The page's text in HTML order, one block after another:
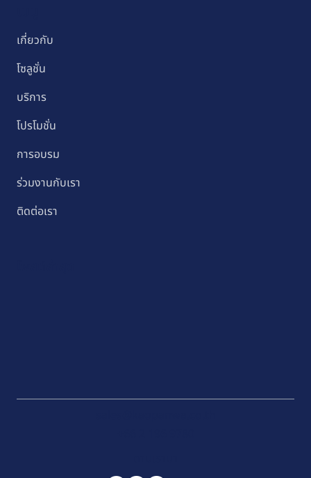
เกี่ยวกับ
โซลูชั่น
บริการ
โปรโมชั่น
การอบรม
ร่วมงานกับเรา
ติดต่อเรา